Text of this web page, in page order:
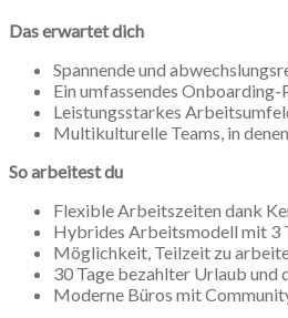
Das erwartet dich
Spannende und
Ein umfassendes
Leistungsstarkes
Multikulturelle Teams, in
So arbeitest du
Flexible Arbeitszeiten dank
Hybrides Arbeitsmodell mit 3
Möglichkeit, Teilzeit zu
30 Tage bezahlter Urlaub und
Moderne Büros mit